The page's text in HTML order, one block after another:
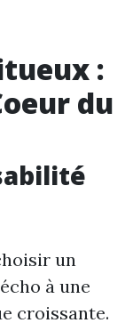
:
du
un
à une
croissante.